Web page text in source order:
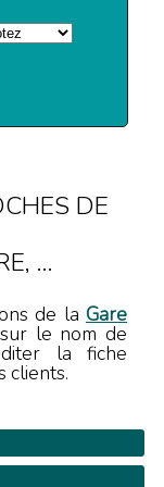
DE
...
de laGare
le nom de
la fiche
clients.